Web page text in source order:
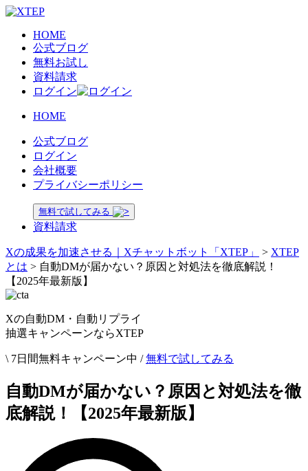
HOME
公式ブログ
無料お試し
資料請求
ログイン
HOME
公式ブログ
ログイン
会社概要
プライバシーポリシー
無料で試してみる
資料請求
Xの成果を加速させる｜Xチャットボット「XTEP」 > XTEP
とは > 自動DMが届かない？原因と対処法を徹底解説！
【2025年最新版】
Xの自動DM・自動リプライ
抽選キャンペーンならXTEP
\ 7日間無料キャンペーン中 / 無料で試してみる
自動DMが届かない？原因と対処法を徹
底解説！【2025年最新版】